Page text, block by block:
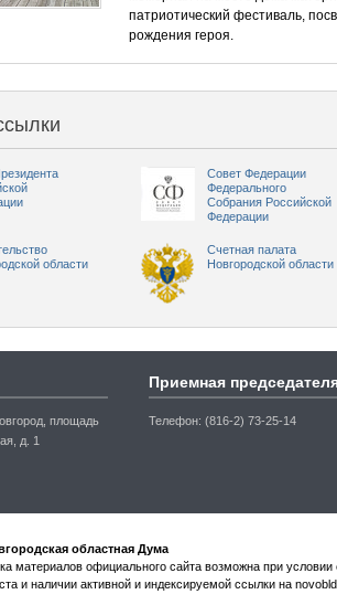
патриотический фестиваль,
рождения героя.
Совет Федерации
Федерального
Собрания Российской
Федерации
области
Счетная палата
Новгородской области
площадь
д. 1
Приемная
Телефон: (816-2) 73-25-14
областная Дума
материалов официального сайта возможна при
и наличии активной и индексируемой ссылки на